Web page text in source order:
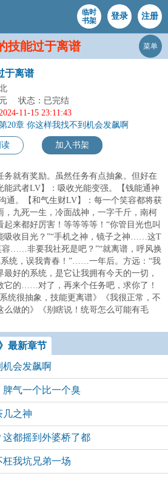
临时
书架
登录 注册
技能过于离谱 菜单
于离谱
状态：已完结
11-15 23:11:43
20章 你这样我找不到机会发飙啊
加入书架
务就有奖励。虽然任务有点抽象。但好在
能武者LV】：吸收光能变强。【钱能通神
通。【和气生财LV】：每一个笑容都将获
，九死一生，冷面战神，一字千斤，南柯
来都好厉害！等等等等！“你管目光也叫
吸收目光？”“手机之神，镜子之神……这T
容……非要我社死是吧？”“就离谱，呼风换
系统，误我青春！”……一年后。方远：“我
好的系统，是它让我拥有今天的一切，
它的……对了，再来个任务吧，求你了！
统很抽象，技能更离谱》《我很正常，不
么做的》《别瞎说！统哥怎么可能有毛
最新章节
机会发飙啊
脾气一个比一个臭
几之神
这都摇到外婆桥了都
枉我坑兄弟一场